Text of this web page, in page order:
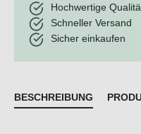
Hochwertige
Schneller Versand
Sicher einkaufen
BESCHREIBUNG